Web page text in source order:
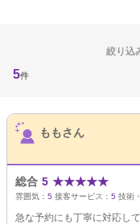
絞り込
5件
サロンPick
ももさん
総合 5 ★★★★★
雰囲気： 5 接客サービス： 5 技術
急な予約にも丁寧に対応し